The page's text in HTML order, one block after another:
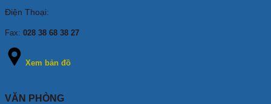
Điện Thoại:
Fax: 028 38 68 38 27
Xem bản đồ
VĂN PHÒNG